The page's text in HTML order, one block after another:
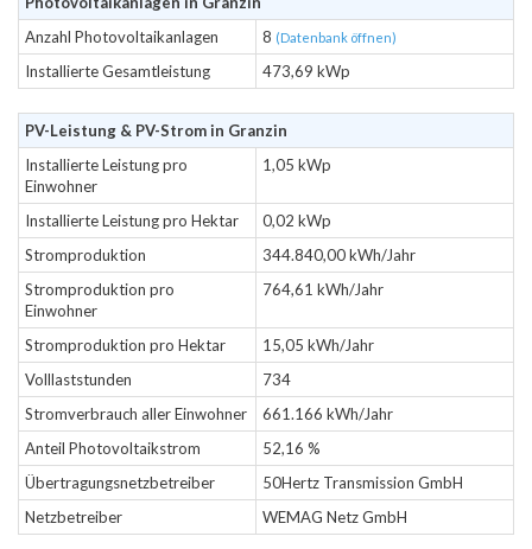
Anzahl Photovoltaikanlagen
8 (Datenbank öffnen)
Installierte Gesamtleistung 473,69 kWp
PV-Leistung & PV-Strom in Granzin
Installierte Leistung pro
Einwohner
1,05 kWp
Installierte Leistung pro Hektar
0,02 kWp
Stromproduktion
344.840,00 kWh/Jahr
Stromproduktion pro
Einwohner
764,61 kWh/Jahr
Stromproduktion pro Hektar
15,05 kWh/Jahr
Volllaststunden
734
Stromverbrauch aller Einwohner
661.166 kWh/Jahr
Anteil Photovoltaikstrom
52,16 %
Übertragungsnetzbetreiber
50Hertz Transmission GmbH
Netzbetreiber
WEMAG Netz GmbH